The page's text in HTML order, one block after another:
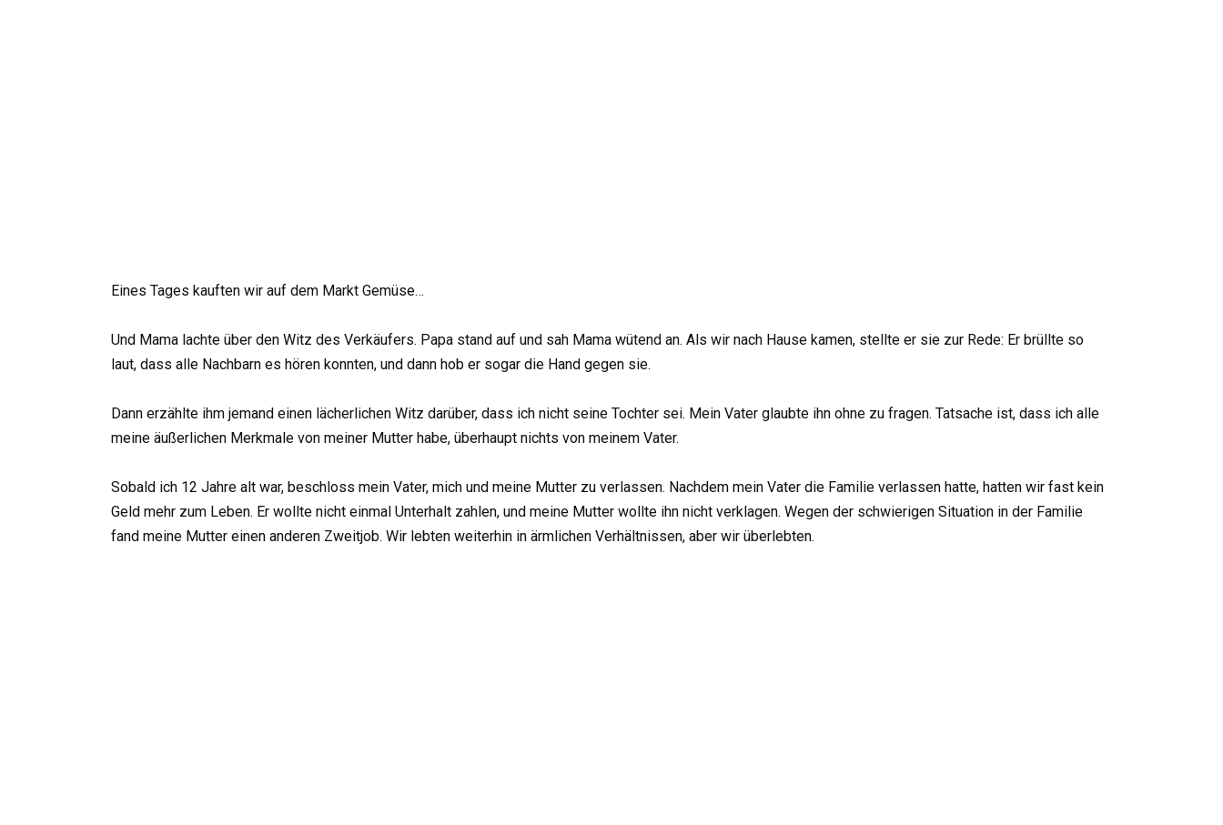
Eines Tages kauften wir auf dem Markt Gemüse…
Und Mama lachte über den Witz des Verkäufers. Papa stand auf und sah Mama wütend an. Als wir nach Hause kamen, stellte er sie zur Rede: Er brüllte so
laut, dass alle Nachbarn es hören konnten, und dann hob er sogar die Hand gegen sie.
Dann erzählte ihm jemand einen lächerlichen Witz darüber, dass ich nicht seine Tochter sei. Mein Vater glaubte ihn ohne zu fragen. Tatsache ist, dass ich alle
meine äußerlichen Merkmale von meiner Mutter habe, überhaupt nichts von meinem Vater.
Sobald ich 12 Jahre alt war, beschloss mein Vater, mich und meine Mutter zu verlassen. Nachdem mein Vater die Familie verlassen hatte, hatten wir fast kein
Geld mehr zum Leben. Er wollte nicht einmal Unterhalt zahlen, und meine Mutter wollte ihn nicht verklagen. Wegen der schwierigen Situation in der Familie
fand meine Mutter einen anderen Zweitjob. Wir lebten weiterhin in ärmlichen Verhältnissen, aber wir überlebten.